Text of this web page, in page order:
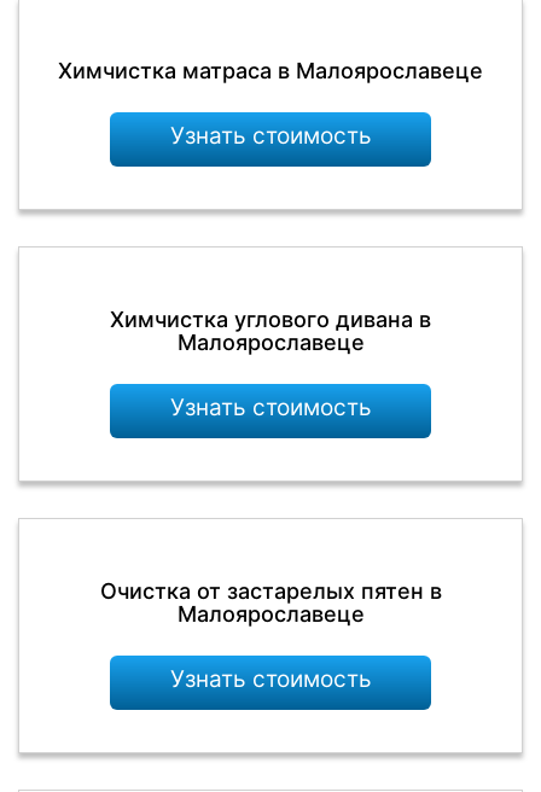
Химчистка матраса в Малоярославеце
Узнать стоимость
Химчистка углового дивана в
Малоярославеце
Узнать стоимость
Очистка от застарелых пятен в
Малоярославеце
Узнать стоимость